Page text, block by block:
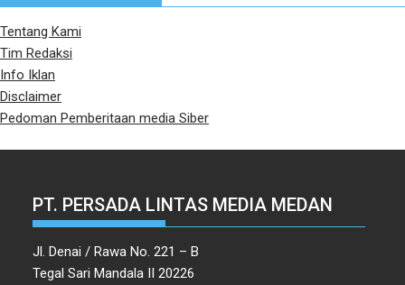
Tentang Kami
Tim Redaksi
Info Iklan
Disclaimer
Pedoman Pemberitaan media Siber
PT. PERSADA LINTAS MEDIA MEDAN
Jl. Denai / Rawa No. 221 – B
Tegal Sari Mandala II 20226